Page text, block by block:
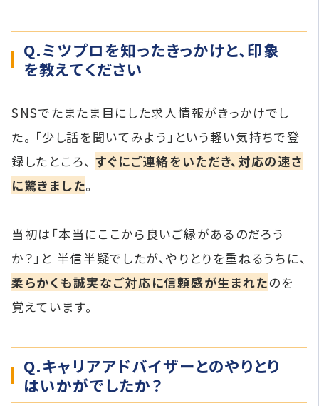
Q.ミツプロを知ったきっかけと、印象
を教えてください
SNSでたまたま目にした求人情報がきっかけでし
た。 「少し話を聞いてみよう」という軽い気持ちで登
録したところ、 すぐにご連絡をいただき、対応の速さ
に驚きました。
当初は「本当にここから良いご縁があるのだろう
か？」と 半信半疑でしたが、やりとりを重ねるうちに、
柔らかくも誠実なご対応に信頼感が生まれたのを
覚えています。
Q.キャリアアドバイザーとのやりとり
はいかがでしたか？